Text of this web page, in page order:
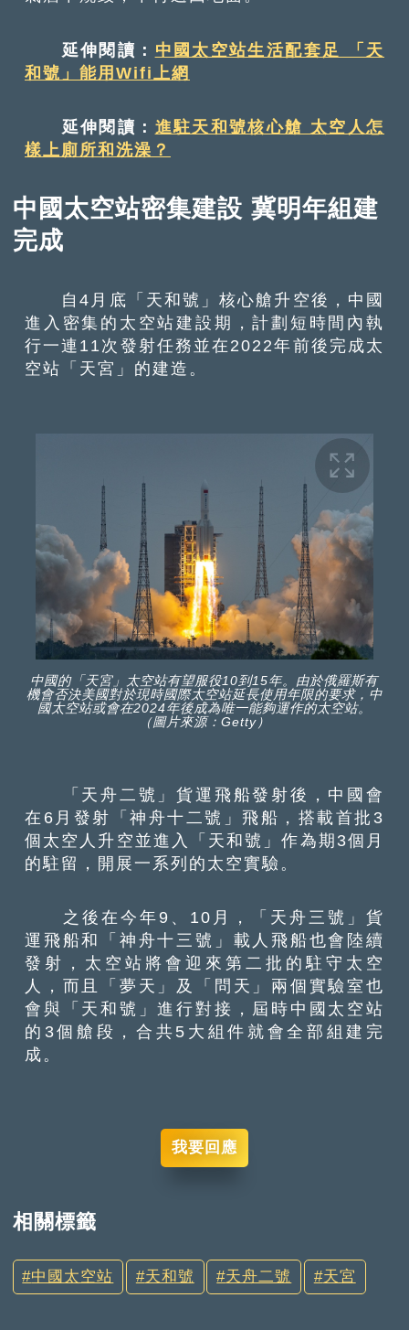
延伸閱讀： 中國太空站生活配套足 「天
和號」能用Wifi上網
延伸閱讀： 進駐天和號核心艙 太空人怎
樣上廁所和洗澡？
中國太空站密集建設 冀明年組建
完成
自4月底「天和號」核心艙升空後，中國
進入密集的太空站建設期，計劃短時間內執
行一連11次發射任務並在2022年前後完成太
空站「天宮」的建造。
中國的「天宮」太空站有望服役10到15年。由於俄羅斯有
機會否決美國對於現時國際太空站延長使用年限的要求，中
國太空站或會在2024年後成為唯一能夠運作的太空站。
（圖片來源：Getty）
「天舟二號」貨運飛船發射後，中國會
在6月發射「神舟十二號」飛船，搭載首批3
個太空人升空並進入「天和號」作為期3個月
的駐留，開展一系列的太空實驗。
之後在今年9、10月，「天舟三號」貨
運飛船和「神舟十三號」載人飛船也會陸續
發射，太空站將會迎來第二批的駐守太空
人，而且「夢天」及「問天」兩個實驗室也
會與「天和號」進行對接，屆時中國太空站
的3個艙段，合共5大組件就會全部組建完
成。
我要回應
相關標籤
中國太空站 天和號 天舟二號 天宮